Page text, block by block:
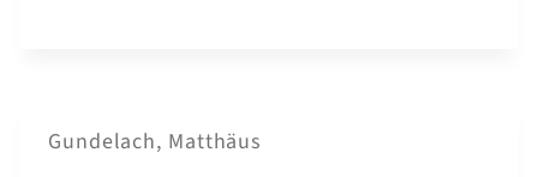
Gundelach, Matthäus